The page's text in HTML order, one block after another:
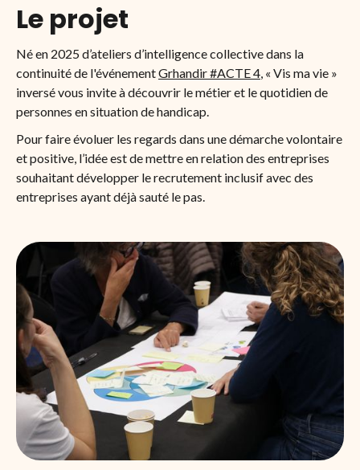
Le projet
Né en 2025 d’ateliers d’intelligence collective dans la
continuité de l'événementGrhandir #ACTE 4, « Vis ma vie »
inversé vous invite à découvrir le métier et le quotidien de
personnes en situation de handicap.
Pour faire évoluer les regards dans une démarche volontaire
et positive, l’idée est de mettre en relation des entreprises
souhaitant développer le recrutement inclusif avec des
entreprises ayant déjà sauté le pas.